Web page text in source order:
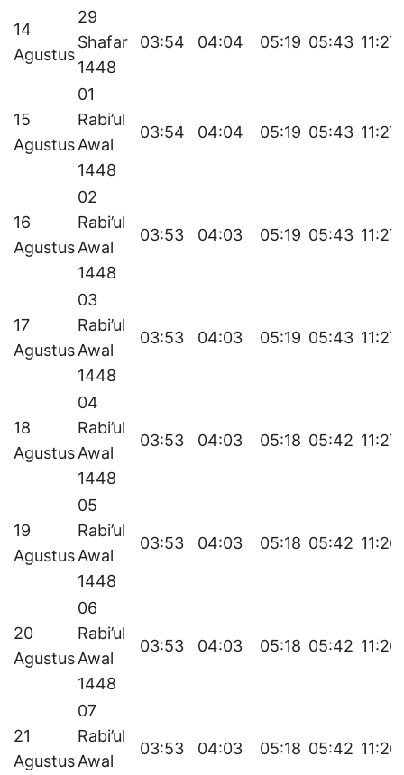
14
Agustus
29
Shafar
1448
03:54 04:04 05:19 05:43 11:27
15
Agustus
01
Rabi’ul
Awal
1448
03:54 04:04 05:19 05:43 11:27
16
Agustus
02
Rabi’ul
Awal
1448
03:53 04:03 05:19 05:43 11:27
17
Agustus
03
Rabi’ul
Awal
1448
03:53 04:03 05:19 05:43 11:27
18
Agustus
04
Rabi’ul
Awal
1448
03:53 04:03 05:18 05:42 11:27
19
Agustus
05
Rabi’ul
Awal
1448
03:53 04:03 05:18 05:42 11:26
20
Agustus
06
Rabi’ul
Awal
1448
03:53 04:03 05:18 05:42 11:26
21
Agustus
07
Rabi’ul
Awal
03:53 04:03 05:18 05:42 11:26